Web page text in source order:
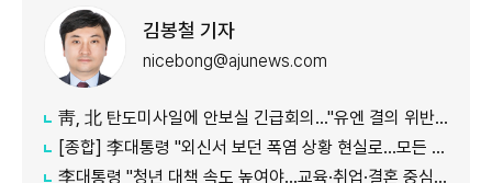
김봉철 기자
nicebong@ajunews.com
靑, 北 탄도미사일에 안보실 긴급회의…"유엔 결의 위반, 즉각 중단 촉구"
[종합] 李대통령 "외신서 보던 폭염 상황 현실로…모든 행정력 총동원하라"
李대통령 "청년 대책 속도 높여야…교육·취업·결혼 중심 정책 재편"